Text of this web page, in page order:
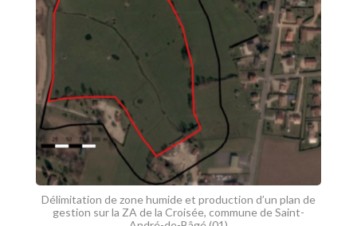
Délimitation de zone humide et production d’un plan de
gestion sur la ZA de la Croisée, commune de Saint-